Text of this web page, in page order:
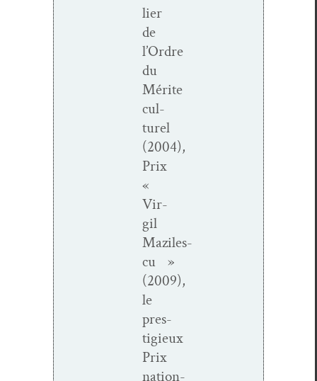
lier
de
l’Ordre
du
Mérite
cul­
turel
(2004),
Prix
«
Vir­
gil
Maziles­
cu »
(2009),
le
pres­
tigieux
Prix
nation­